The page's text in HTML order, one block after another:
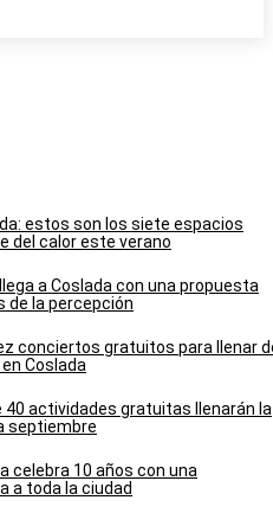
estos son los siete espacios
del calor este verano
a Coslada con una propuesta
de la percepción
conciertos gratuitos para llenar
Coslada
40 actividades gratuitas llenarán la
septiembre
celebra 10 años con una
a toda la ciudad